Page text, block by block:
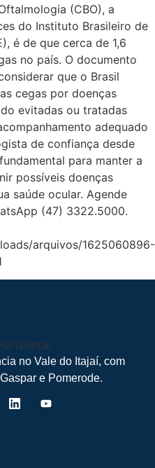
(CBO), a
do Instituto Brasileiro de
é de que cerca de 1,6
no país. O documento
que o Brasil
cegas por doenças
evitadas ou tratadas
adequado
de confiança desde
para manter a
possíveis doenças
saúde ocular. Agende
(47) 3322.5000.
arquivos/1625060896-
no Vale do Itajaí, com
e Pomerode.